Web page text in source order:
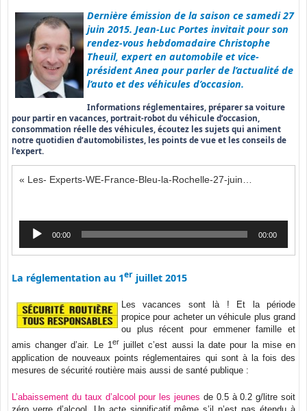
Dernière émission de la saison ce samedi 27
juin 2015. Jean-Luc Portes invitait pour son
rendez-vous hebdomadaire Christophe
Theuil, expert en automobile et vice-
président Anea pour parler de l’actualité de
l’auto et des véhicules d’occasion.
Informations réglementaires, préparer sa voiture
pour partir en vacances, portrait-robot du véhicule d’occasion,
consommation réelle des véhicules, écoutez les sujets qui animent
notre quotidien d’automobilistes, les points de vue et les conseils de
l’expert.
Lecteur
audio
00:00 00:00
La réglementation au 1er juillet 2015
Les vacances sont là ! Et la période
propice pour acheter un véhicule plus grand
ou plus récent pour emmener famille et
amis changer d’air. Le 1er juillet c’est aussi la date pour la mise en
application de nouveaux points réglementaires qui sont à la fois des
mesures de sécurité routière mais aussi de santé publique :
L’abaissement du taux d’alcool pour les jeunes de 0.5 à 0.2 g/litre soit